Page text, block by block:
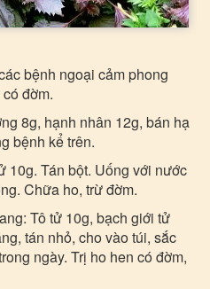
bệnh ngoại cảm phong
đờm.
8g, hạnh nhân 12g, bán hạ
bệnh kể trên.
10g. Tán bột. Uống với nước
Chữa ho, trừ đờm.
Tô tử 10g, bạch giới tử
tán nhỏ, cho vào túi, sắc
ngày. Trị ho hen có đờm,